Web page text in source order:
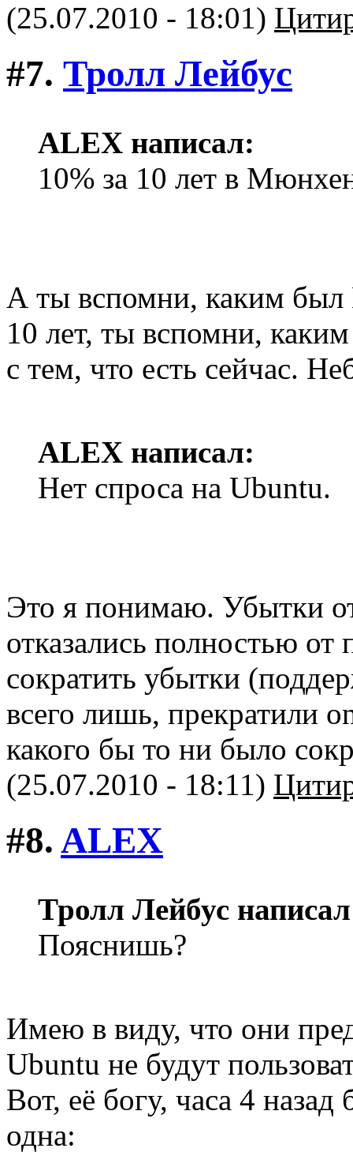
(25.07.2010 - 18:01)
#7. Тролл Лейбус
ALEX написал:
10% за 10 лет в
А ты вспомни, каким был
10 лет, ты вспомни,
с тем, что есть сейчас.
ALEX написал:
Нет спроса на Ubuntu.
Это я понимаю. Убытки
отказались полностью
сократить убытки
всего лишь, прекратили
какого бы то ни было
(25.07.2010 - 18:11)
#8. ALEX
Тролл Лейбус
Пояснишь?
Имею в виду, что они
Ubuntu не будут
Вот, её богу, часа 4
одна: